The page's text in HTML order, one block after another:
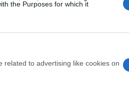
the Purposes for which it
related to advertising like cookies on
si le club de la
personne ne peut le
d’étude brésilien
important que celui
un salaire annuel de 7,4
José Mourinho